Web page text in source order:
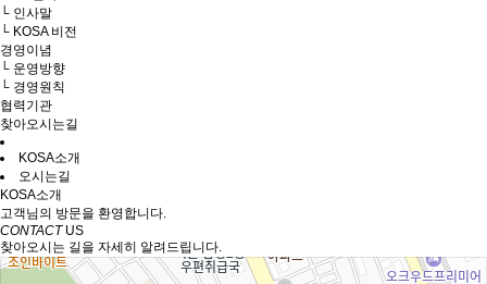
└ 인사말
└ KOSA 비전
경영이념
└ 운영방향
└ 경영원칙
협력기관
찾아오시는길
KOSA소개
오시는길
KOSA소개
고객님의 방문을 환영합니다.
CONTACTUS
찾아오시는 길을 자세히 알려드립니다.